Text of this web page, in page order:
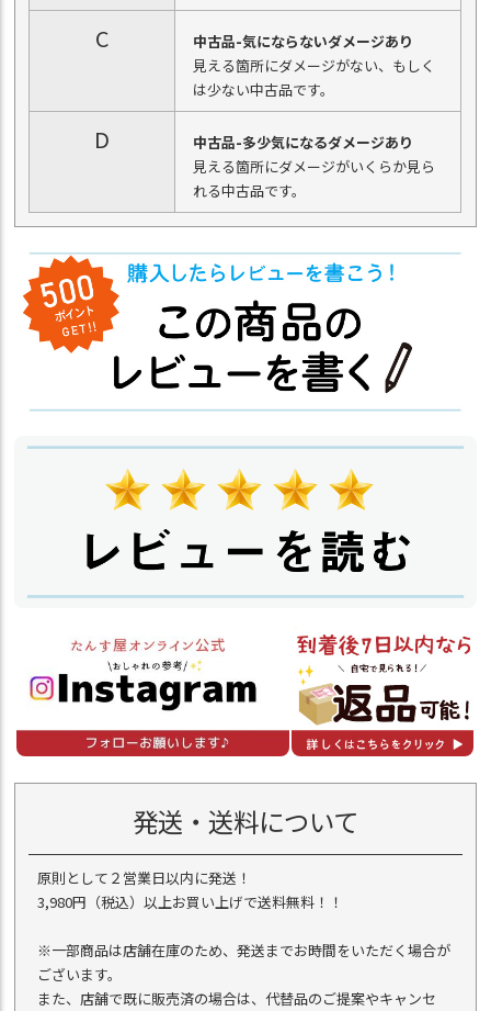
C
中古品-気にならないダメージあり
見える箇所にダメージがない、もしく
は少ない中古品です。
D
中古品-多少気になるダメージあり
見える箇所にダメージがいくらか見ら
れる中古品です。
発送・送料について
原則として２営業日以内に発送！
3,980円（税込）以上お買い上げで送料無料！！
※一部商品は店舗在庫のため、発送までお時間をいただく場合が
ございます。
また、店舗で既に販売済の場合は、代替品のご提案やキャンセ